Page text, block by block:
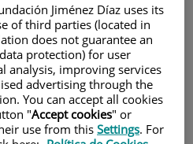
Jiménez Díaz uses its
of third parties (located in
does not guarantee an
protection) for user
analysis, improving services
advertising through the
You can accept all cookies
"Accept cookies" or
use from this Settings. For